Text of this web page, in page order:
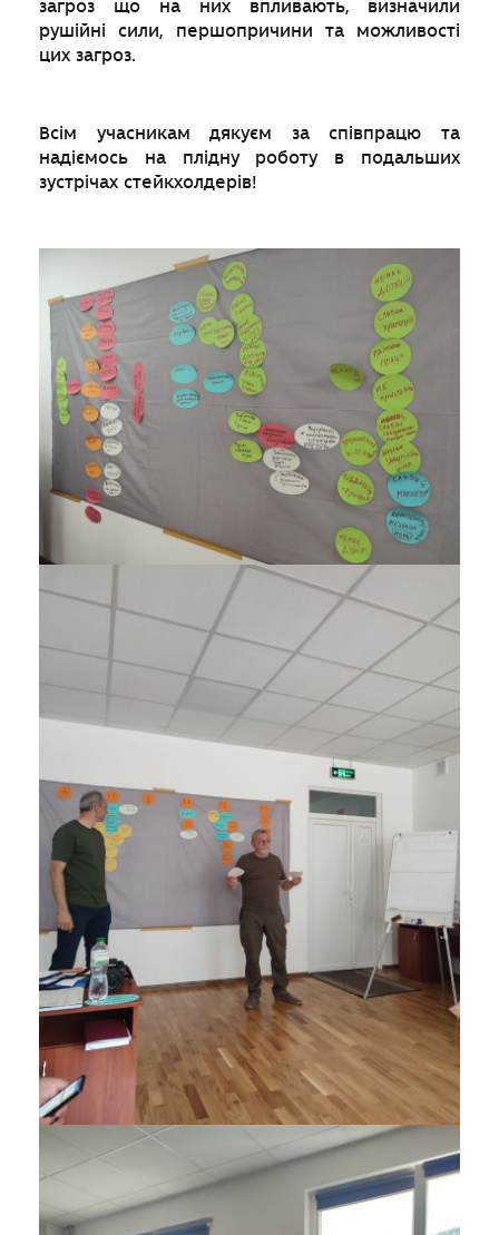
загроз що на них впливають, визначили
рушійні сили, першопричини та можливості
цих загроз.
Всім учасникам дякуєм за співпрацю та
надіємось на плідну роботу в подальших
зустрічах стейкхолдерів!